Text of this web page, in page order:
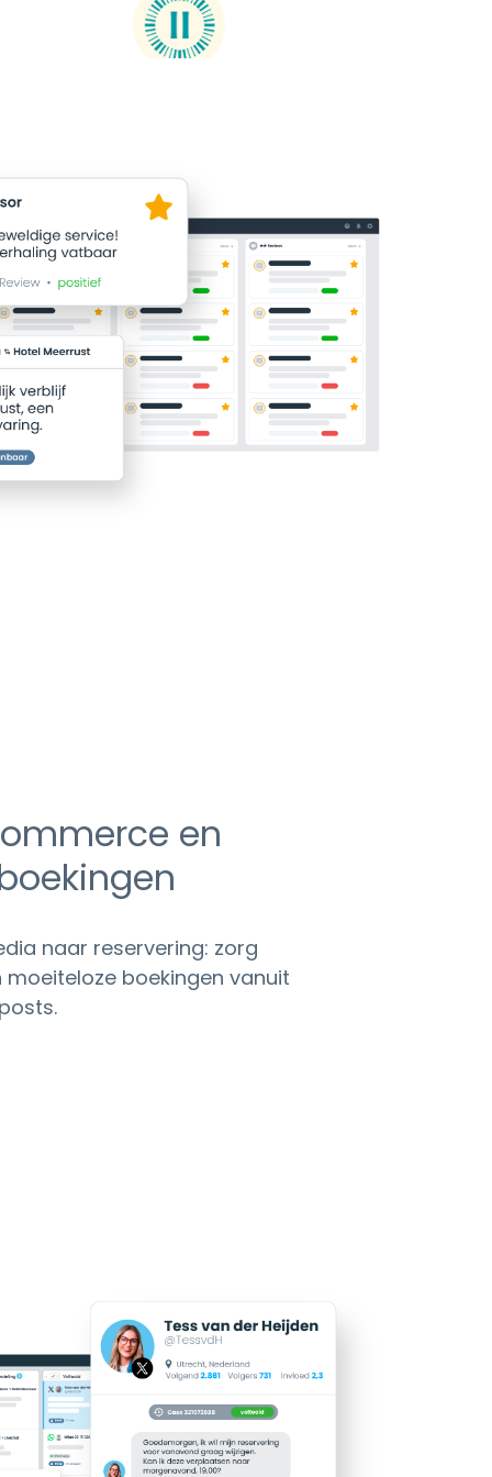
en
naar reservering: zorg
moeiteloze boekingen vanuit